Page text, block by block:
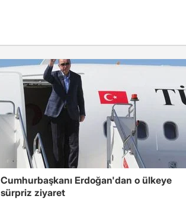
Cumhurbaşkanı Erdoğan'dan o ülkeye
sürpriz ziyaret